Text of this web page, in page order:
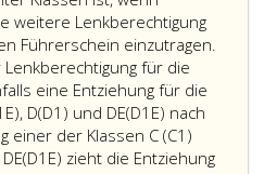
der
Klasse AM
hinsichtlich
der
Berechtigung
zum
Lenken
weitere Lenkberechtigung
Führerschein einzutragen.
Lenkberechtigung für die
eine Entziehung für die
D(D1) und DE(D1E) nach
einer der Klassen C (C1)
DE(D1E) zieht die Entziehung